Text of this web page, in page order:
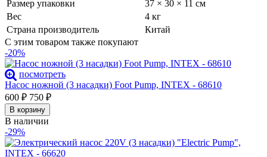
Размер упаковки
37 × 30 × 11 см
Вес
4 кг
Страна производитель
Китай
С этим товаром также покупают
-20%
посмотреть
Насос ножной (3 насадки) Foot Pump, INTEX - 68610
600 ₽ 750 ₽
В корзину
В наличии
-29%